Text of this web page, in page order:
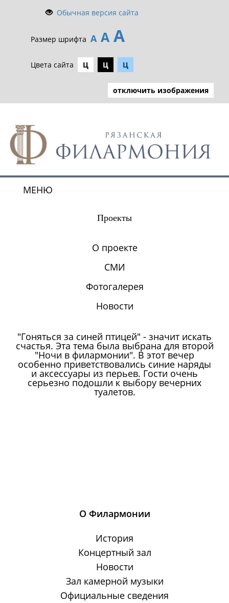
Обычная версия сайта
Размер шрифта А А А
Цвета сайта Ц Ц Ц
отключить изображения
МЕНЮ
Проекты
О проекте
СМИ
Фотогалерея
Новости
"Гоняться за синей птицей" - значит искать
счастья. Эта тема была выбрана для второй
"Ночи в филармонии". В этот вечер
особенно приветствовались синие наряды
и аксессуары из перьев. Гости очень
серьезно подошли к выбору вечерних
туалетов.
О Филармонии
История
Концертный зал
Новости
Зал камерной музыки
Официальные сведения